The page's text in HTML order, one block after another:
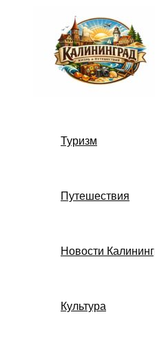
содержимому
Туризм
Путешествия
Новости
Культура